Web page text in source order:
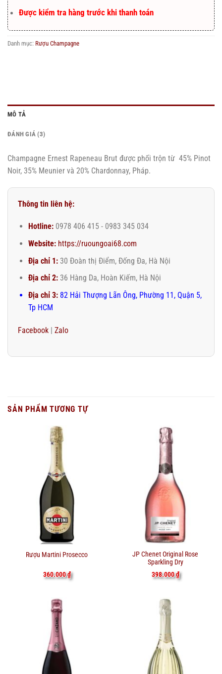
Được kiểm tra hàng trước khi thanh toán
Danh mục: Rượu Champagne
MÔ TẢ
ĐÁNH GIÁ (3)
Champagne Ernest Rapeneau Brut được phối trộn từ 45% Pinot
Noir, 35% Meunier và 20% Chardonnay, Pháp.
Thông tin liên hệ:
Hotline:0978 406 415 - 0983 345 034
Website: https://ruoungoai68.com
Địa chỉ 1:30 Đoàn thị Điểm, Đống Đa, Hà Nội
Địa chỉ 2:36 Hàng Da, Hoàn Kiếm, Hà Nội
Địa chỉ 3:82 Hải Thượng Lãn Ông, Phường 11, Quận 5,
Tp HCM
Facebook | Zalo
SẢN PHẨM TƯƠNG TỰ
Rượu Martini Prosecco
360.000₫
JP Chenet Original Rose
Sparkling Dry
398.000₫